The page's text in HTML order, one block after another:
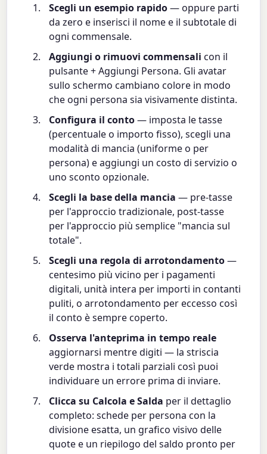
Scegli un esempio rapido— oppure parti
da zero e inserisci il nome e il subtotale di
ogni commensale.
Aggiungi o rimuovi commensali con il
pulsante + Aggiungi Persona. Gli avatar
sullo schermo cambiano colore in modo
che ogni persona sia visivamente distinta.
Configura il conto— imposta le tasse
(percentuale o importo fisso), scegli una
modalità di mancia (uniforme o per
persona) e aggiungi un costo di servizio o
uno sconto opzionale.
Scegli la base della mancia — pre-tasse
per l'approccio tradizionale, post-tasse
per l'approccio più semplice "mancia sul
totale".
Scegli una regola di arrotondamento—
centesimo più vicino per i pagamenti
digitali, unità intera per importi in contanti
puliti, o arrotondamento per eccesso così
il conto è sempre coperto.
Osserva l'anteprima in tempo reale
aggiornarsi mentre digiti — la striscia
verde mostra i totali parziali così puoi
individuare un errore prima di inviare.
Clicca su Calcola e Salda per il dettaglio
completo: schede per persona con la
divisione esatta, un grafico visivo delle
quote e un riepilogo del saldo pronto per